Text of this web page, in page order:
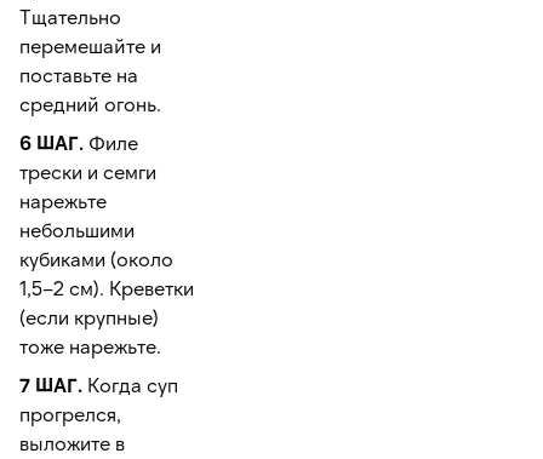
Тщательно
перемешайте и
поставьте на
средний огонь.
6 ШАГ. Филе
трески и семги
нарежьте
небольшими
кубиками (около
1,5–2 см). Креветки
(если крупные)
тоже нарежьте.
7 ШАГ. Когда суп
прогрелся,
выложите в